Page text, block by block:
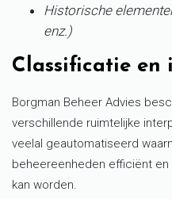
Historische
enz.)
Classificatie
Borgman Beheer Advies
verschillende ruimtelijke
veelal geautomatiseerd
beheereenheden efficiënt
kan worden.